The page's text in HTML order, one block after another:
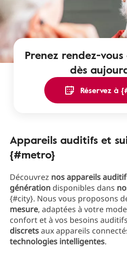
Prenez rendez-
dès
Réservez à
Appareils auditifs et
{#metro}
Découvrez nos appareils
génération disponibles dans
{#city}. Nous vous proposons
mesure, adaptées à votre
confort et à vos besoins
discretsaux appareils
technologies intelligentes.